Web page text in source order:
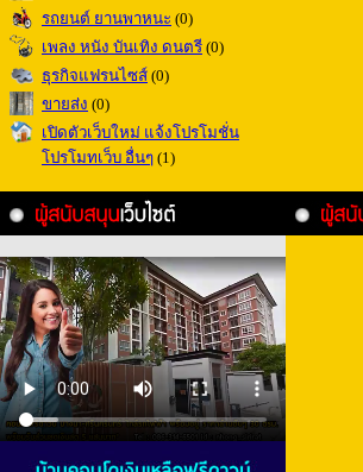
รถยนต์ ยานพาหนะ (0)
เพลง หนัง บันเทิง ดนตรี (0)
ธุรกิจแฟรนไซส์ (0)
ขายส่ง (0)
เปิดตัวเว็บใหม่ แจ้งโปรโมชั่น
โปรโมทเว็บ อื่นๆ (1)